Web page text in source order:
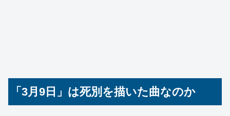
「3月9日」は死別を描いた曲なのか